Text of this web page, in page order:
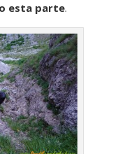
esta parte.